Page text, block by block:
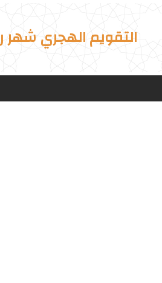
التقويم الهجري شهر ربيع